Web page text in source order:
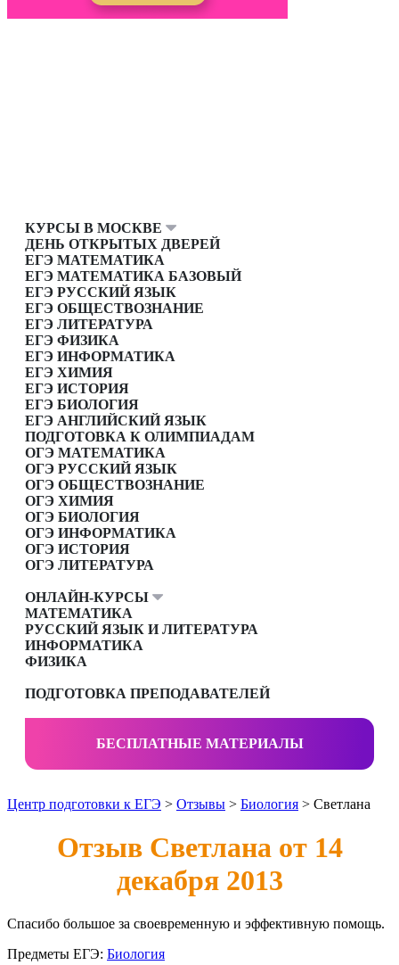
КУРСЫ В МОСКВЕ
ДЕНЬ ОТКРЫТЫХ ДВЕРЕЙ
ЕГЭ МАТЕМАТИКА
ЕГЭ МАТЕМАТИКА БАЗОВЫЙ
ЕГЭ РУССКИЙ ЯЗЫК
ЕГЭ ОБЩЕСТВОЗНАНИЕ
ЕГЭ ЛИТЕРАТУРА
ЕГЭ ФИЗИКА
ЕГЭ ИНФОРМАТИКА
ЕГЭ ХИМИЯ
ЕГЭ ИСТОРИЯ
ЕГЭ БИОЛОГИЯ
ЕГЭ АНГЛИЙСКИЙ ЯЗЫК
ПОДГОТОВКА К ОЛИМПИАДАМ
ОГЭ МАТЕМАТИКА
ОГЭ РУССКИЙ ЯЗЫК
ОГЭ ОБЩЕСТВОЗНАНИЕ
ОГЭ ХИМИЯ
ОГЭ БИОЛОГИЯ
ОГЭ ИНФОРМАТИКА
ОГЭ ИСТОРИЯ
ОГЭ ЛИТЕРАТУРА
ОНЛАЙН-КУРСЫ
МАТЕМАТИКА
РУССКИЙ ЯЗЫК И ЛИТЕРАТУРА
ИНФОРМАТИКА
ФИЗИКА
ПОДГОТОВКА ПРЕПОДАВАТЕЛЕЙ
БЕСПЛАТНЫЕ МАТЕРИАЛЫ
Центр подготовки к ЕГЭ > Отзывы > Биология > Светлана
Отзыв Светлана от 14
декабря 2013
Спасибо большое за своевременную и эффективную помощь.
Предметы ЕГЭ: Биология